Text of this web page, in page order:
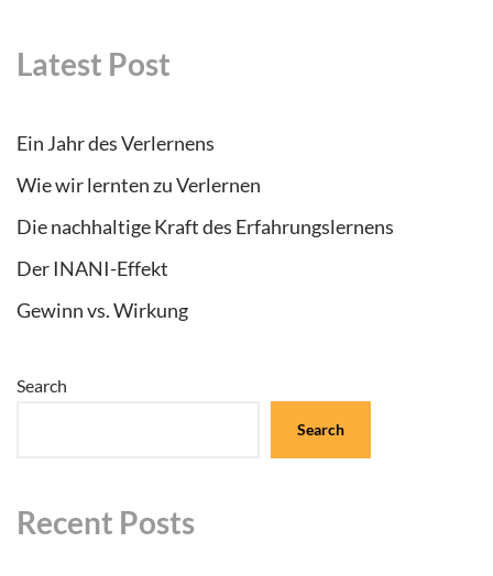
Latest Post
Ein Jahr des Verlernens
Wie wir lernten zu Verlernen
Die nachhaltige Kraft des Erfahrungslernens
Der INANI-Effekt
Gewinn vs. Wirkung
Search
Search
Recent Posts